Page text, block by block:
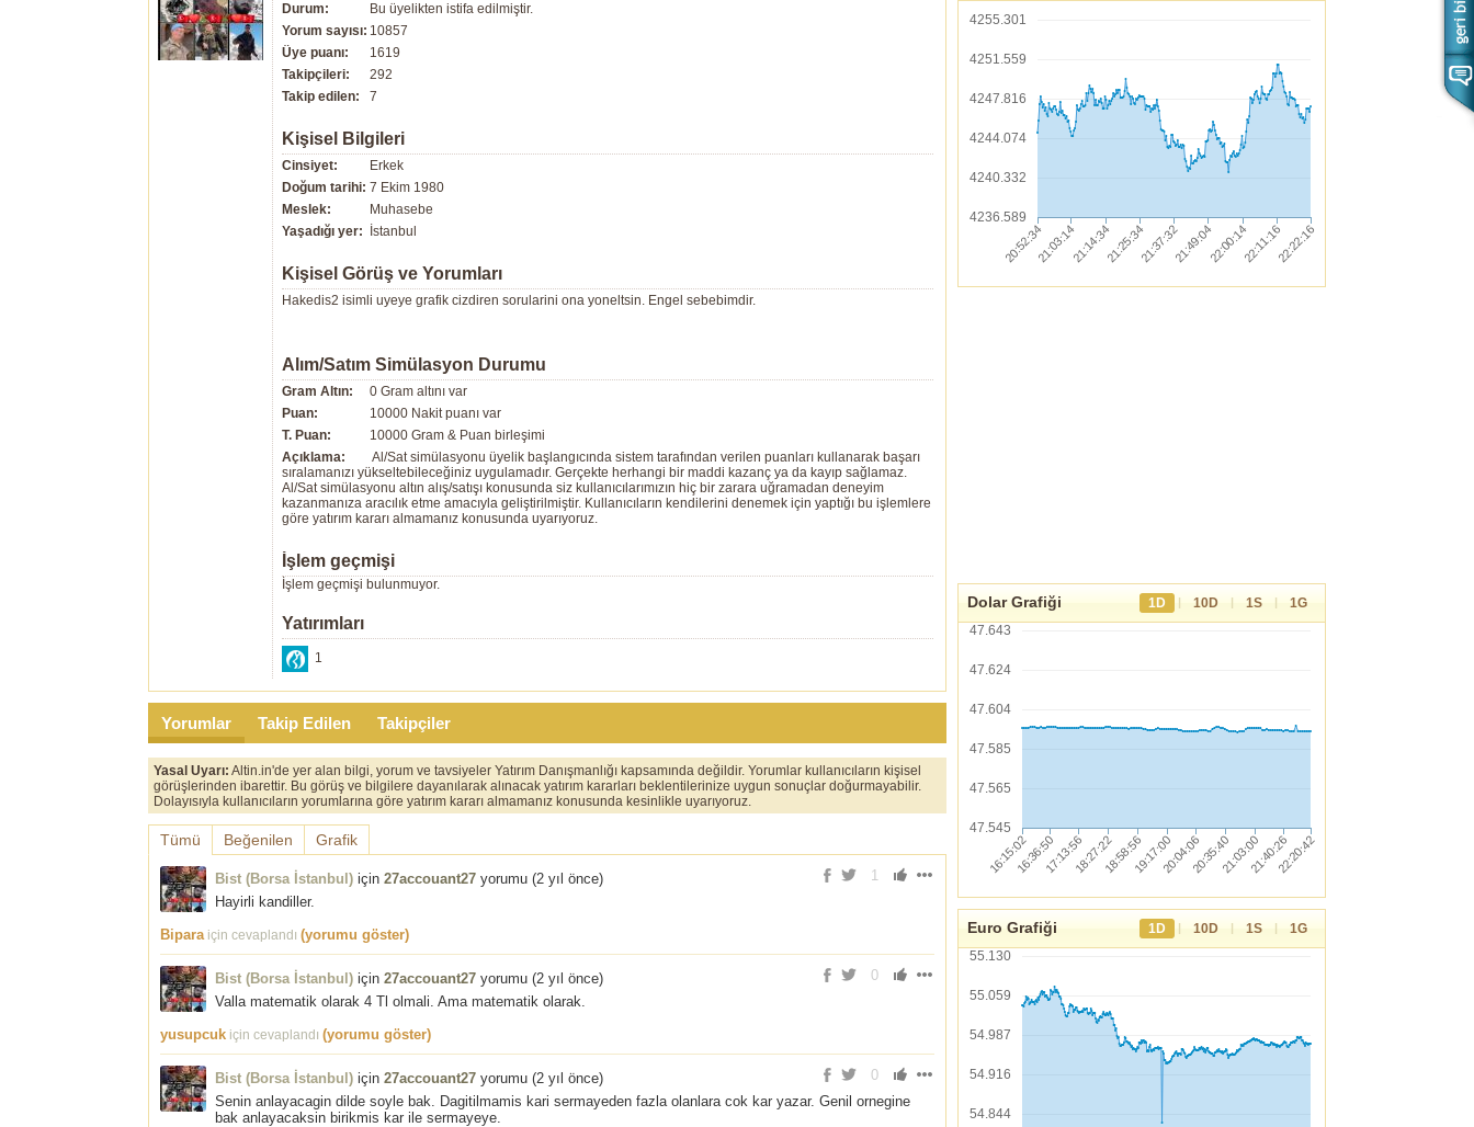
Durum:
Bu üyelikten istifa edilmiştir.
Yorum sayısı: 10857
Üye puanı:
1619
Takipçileri:
292
Takip edilen:
7
Kişisel Bilgileri
Cinsiyet:
Erkek
Doğum tarihi: 7 Ekim 1980
Meslek:
Muhasebe
Yaşadığı yer:
İstanbul
Kişisel Görüş ve Yorumları
Hakedis2 isimli uyeye grafik cizdiren sorularini ona yoneltsin. Engel sebebimdir.
Alım/Satım Simülasyon Durumu
Gram Altın:
0 Gram altını var
Puan:
10000 Nakit puanı var
T. Puan:
10000 Gram & Puan birleşimi
Açıklama:
Al/Sat simülasyonu üyelik başlangıcında sistem tarafından verilen puanları kullanarak başarı
sıralamanızı yükseltebileceğiniz uygulamadır. Gerçekte herhangi bir maddi kazanç ya da kayıp sağlamaz.
Al/Sat simülasyonu altın alış/satışı konusunda siz kullanıcılarımızın hiç bir zarara uğramadan deneyim
kazanmanıza aracılık etme amacıyla geliştirilmiştir. Kullanıcıların kendilerini denemek için yaptığı bu işlemlere
göre yatırım kararı almamanız konusunda uyarıyoruz.
İşlem geçmişi
İşlem geçmişi bulunmuyor.
Yatırımları
1
Yorumlar Takip Edilen Takipçiler
Yasal Uyarı: Altin.in'de yer alan bilgi, yorum ve tavsiyeler Yatırım Danışmanlığı kapsamında değildir. Yorumlar kullanıcıların kişisel
görüşlerinden ibarettir. Bu görüş ve bilgilere dayanılarak alınacak yatırım kararları beklentilerinize uygun sonuçlar doğurmayabilir.
Dolayısıyla kullanıcıların yorumlarına göre yatırım kararı almamanız konusunda kesinlikle uyarıyoruz.
Tümü Beğenilen Grafik
1
Bist (Borsa İstanbul) için 27accouant27 yorumu (2 yıl önce)
Hayirli kandiller.
Biparaiçin cevaplandı (yorumu göster)
0
Bist (Borsa İstanbul) için 27accouant27 yorumu (2 yıl önce)
Valla matematik olarak 4 Tl olmali. Ama matematik olarak.
yusupcuk için cevaplandı (yorumu göster)
0
Bist (Borsa İstanbul) için 27accouant27 yorumu (2 yıl önce)
Senin anlayacagin dilde soyle bak. Dagitilmamis kari sermayeden fazla olanlara cok kar yazar. Genil ornegine
bak anlayacaksin birikmis kar ile sermayeye.
4255.301
4251.559
4247.816
4244.074
4240.332
4236.589
Dolar Grafiği 1D | 10D | 1S |
1G
47.643
47.624
47.604
47.585
47.565
47.545
Euro Grafiği 1D | 10D | 1S |
1G
55.130
55.059
54.987
54.916
54.844